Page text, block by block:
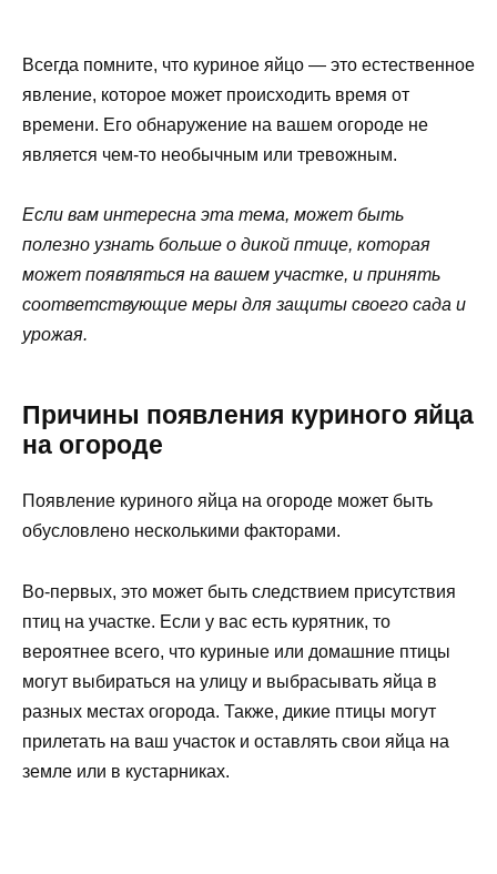
Всегда помните, что куриное яйцо — это естественное
явление, которое может происходить время от
времени. Его обнаружение на вашем огороде не
является чем-то необычным или тревожным.
Если вам интересна эта тема, может быть
полезно узнать больше о дикой птице, которая
может появляться на вашем участке, и принять
соответствующие меры для защиты своего сада и
урожая.
Причины появления куриного яйца
на огороде
Появление куриного яйца на огороде может быть
обусловлено несколькими факторами.
Во-первых, это может быть следствием присутствия
птиц на участке. Если у вас есть курятник, то
вероятнее всего, что куриные или домашние птицы
могут выбираться на улицу и выбрасывать яйца в
разных местах огорода. Также, дикие птицы могут
прилетать на ваш участок и оставлять свои яйца на
земле или в кустарниках.